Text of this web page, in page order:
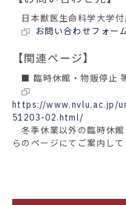
日本獣医生命科学大学付
お問い合わせフォー
【関連ページ】
■ 臨時休館・物販停止
https://www.nvlu.ac.jp/
51203-02.html/
冬季休業以外の臨時休館
らのページにてご案内して